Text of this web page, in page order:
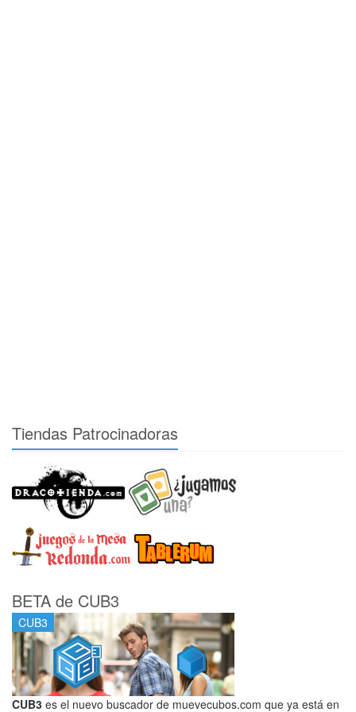
Tiendas Patrocinadoras
BETA de CUB3
CUB3
CUB3 es el nuevo buscador de muevecubos.com que ya está en